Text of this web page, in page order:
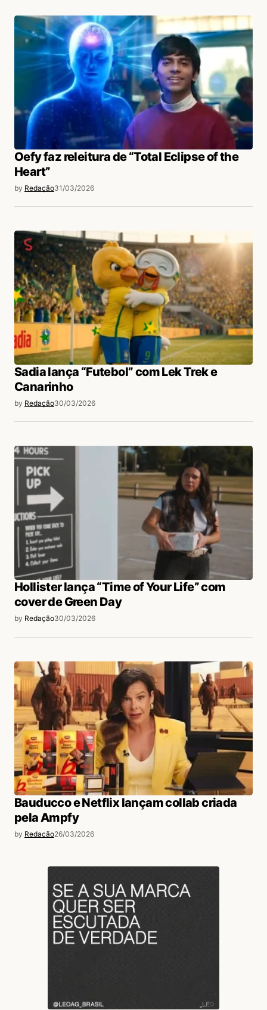
Oefy faz releitura de “Total Eclipse of the
Heart”
by Redação31/03/2026
Sadia lança “Futebol” com Lek Trek e
Canarinho
by Redação30/03/2026
Hollister lança “Time of Your Life” com
cover de Green Day
by Redação30/03/2026
Bauducco e Netflix lançam collab criada
pela Ampfy
by Redação26/03/2026